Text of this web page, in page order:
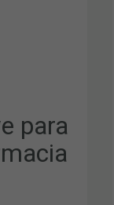
para